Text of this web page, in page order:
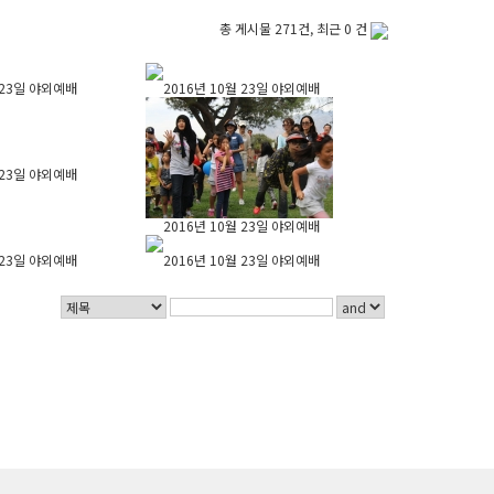
총 게시물 271건, 최근 0 건
일 야외예배 2016년 10월 23일 야외예배
일 야외예배
2016년 10월 23일 야외예배
일 야외예배
2016년 10월 23일 야외예배